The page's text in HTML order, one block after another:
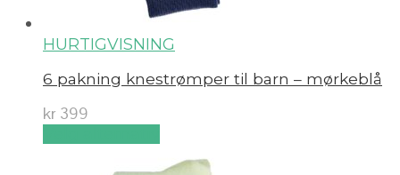
HURTIGVISNING
6 pakning knestrømper til barn – mørkeblå
kr 399